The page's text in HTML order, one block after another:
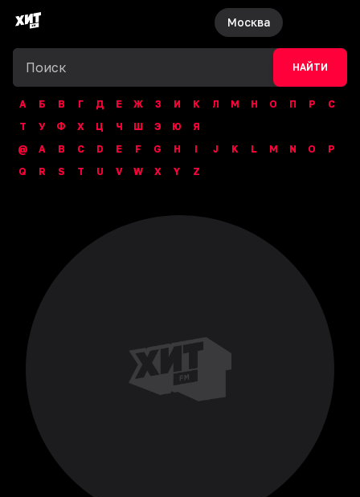
Москва
НАЙТИ
А Б В Г Д Е Ж З И К Л М Н О П Р
С
Т
У Ф Х Ц Ч Ш Э Ю
Я
@
A B C D E F G H I J K L M N O
P
Q
R S T U V W X Y Z